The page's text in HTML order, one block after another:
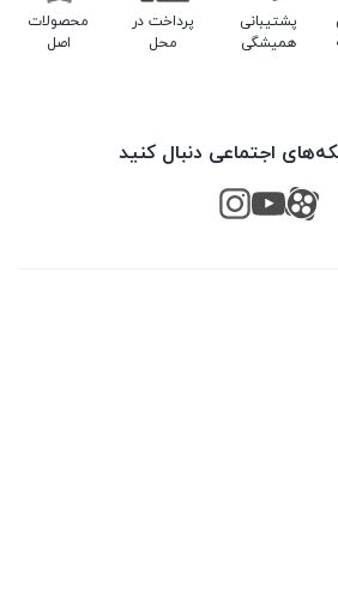
پشتیبانی
همیشگی
پرداخت در
محل
محصولات
اصل
اجتماعی دنبال کنید